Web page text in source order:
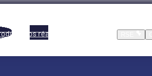
Nos réalisations